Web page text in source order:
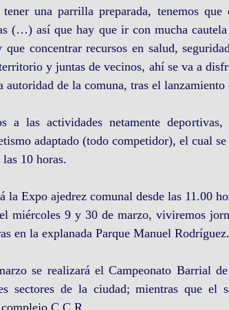
una parrilla preparada, tenemos que
(…) así que hay que ir con mucha
concentrar recursos en salud,
y juntas de vecinos, ahí se va a
autoridad de la comuna, tras el
a las actividades netamente
adaptado (todo competidor), el cual
10 horas.
la Expo ajedrez comunal desde las 11.00
miércoles 9 y 30 de marzo, viviremos
en la explanada Parque Manuel Rodríguez.
se realizará el Campeonato Barrial
sectores de la ciudad; mientras que el
C.C.R.